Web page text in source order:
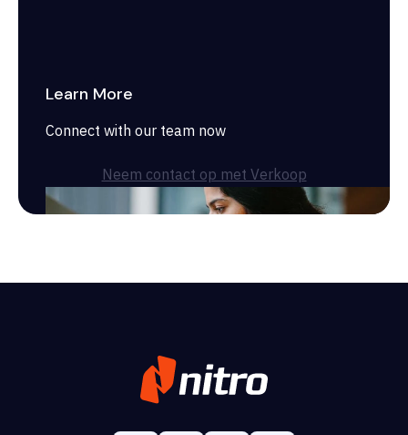
Learn More
Connect with our team now
Neem contact op met Verkoop